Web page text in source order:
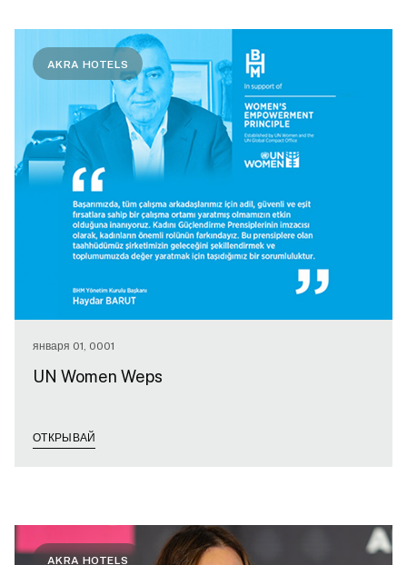
января 01, 0001
UN Women Weps
ОТКРЫВАЙ
AKRA HOTELS
AKRA HOTELS